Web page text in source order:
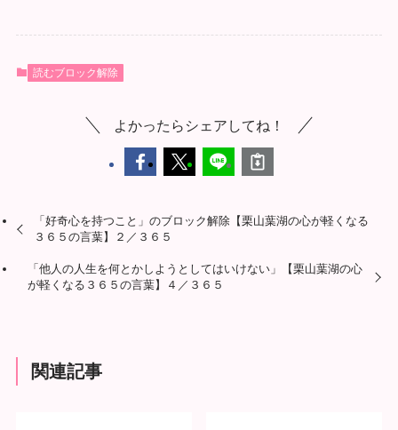
読むブロック解除
よかったらシェアしてね！
「好奇心を持つこと」のブロック解除【栗山葉湖の心が軽くなる
３６５の言葉】２／３６５
「他人の人生を何とかしようとしてはいけない」【栗山葉湖の心
が軽くなる３６５の言葉】４／３６５
関連記事